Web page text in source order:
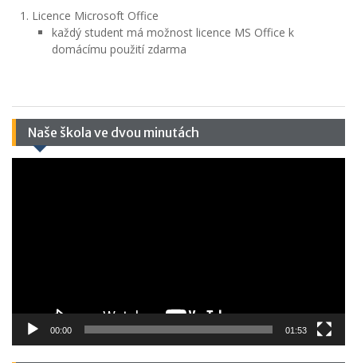
Licence Microsoft Office
každý student má možnost licence MS Office k
domácímu použití zdarma
Naše škola ve dvou minutách
00:00 01:53